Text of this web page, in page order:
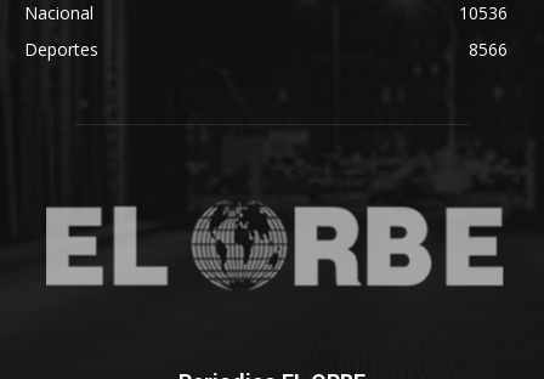
Nacional
10536
Deportes
8566